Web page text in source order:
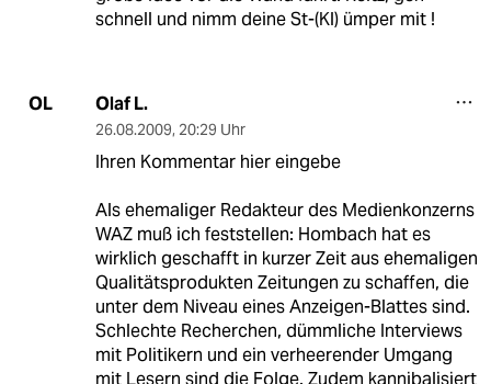
schnell und nimm deine St-(Kl) ümper mit !
OL Olaf L.
26.08.2009, 20:29 Uhr
Ihren Kommentar hier eingebe
Als ehemaliger Redakteur des Medienkonzerns
WAZ muß ich feststellen: Hombach hat es
wirklich geschafft in kurzer Zeit aus ehemaligen
Qualitätsprodukten Zeitungen zu schaffen, die
unter dem Niveau eines Anzeigen-Blattes sind.
Schlechte Recherchen, dümmliche Interviews
mit Politikern und ein verheerender Umgang
mit Lesern sind die Folge. Zudem kannibalisiert